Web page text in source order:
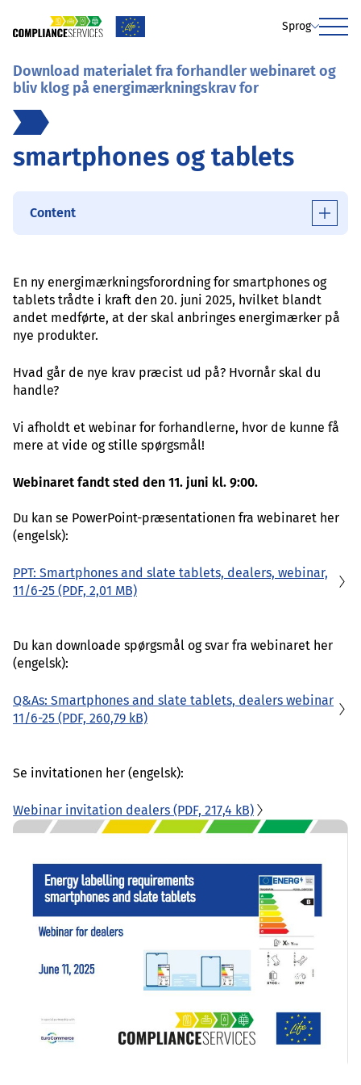
Sprog
Menu
Download materialet fra forhandler webinaret og
bliv klog på energimærkningskrav for
smartphones og tablets
Content
En ny energimærkningsforordning for smartphones og
tablets trådte i kraft den 20. juni 2025, hvilket blandt
andet medførte, at der skal anbringes energimærker på
nye produkter.
Hvad går de nye krav præcist ud på? Hvornår skal du
handle?
Vi afholdt et webinar for forhandlerne, hvor de kunne få
mere at vide og stille spørgsmål!
Webinaret fandt sted den 11. juni kl. 9:00.
Du kan se PowerPoint-præsentationen fra webinaret her
(engelsk):
PPT: Smartphones and slate tablets, dealers, webinar,
11/6-25 (PDF, 2,01 MB)
Du kan downloade spørgsmål og svar fra webinaret her
(engelsk):
Q&As: Smartphones and slate tablets, dealers webinar
11/6-25 (PDF, 260,79 kB)
Se invitationen her (engelsk):
Webinar invitation dealers (PDF, 217,4 kB)